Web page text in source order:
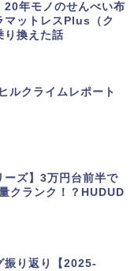
20年モノのせんべい布
マットレスPlus（ク
り換えた話
ルクライムレポート
ーズ】3万円台前半で
クランク！？HUDUD
振り返り【2025-